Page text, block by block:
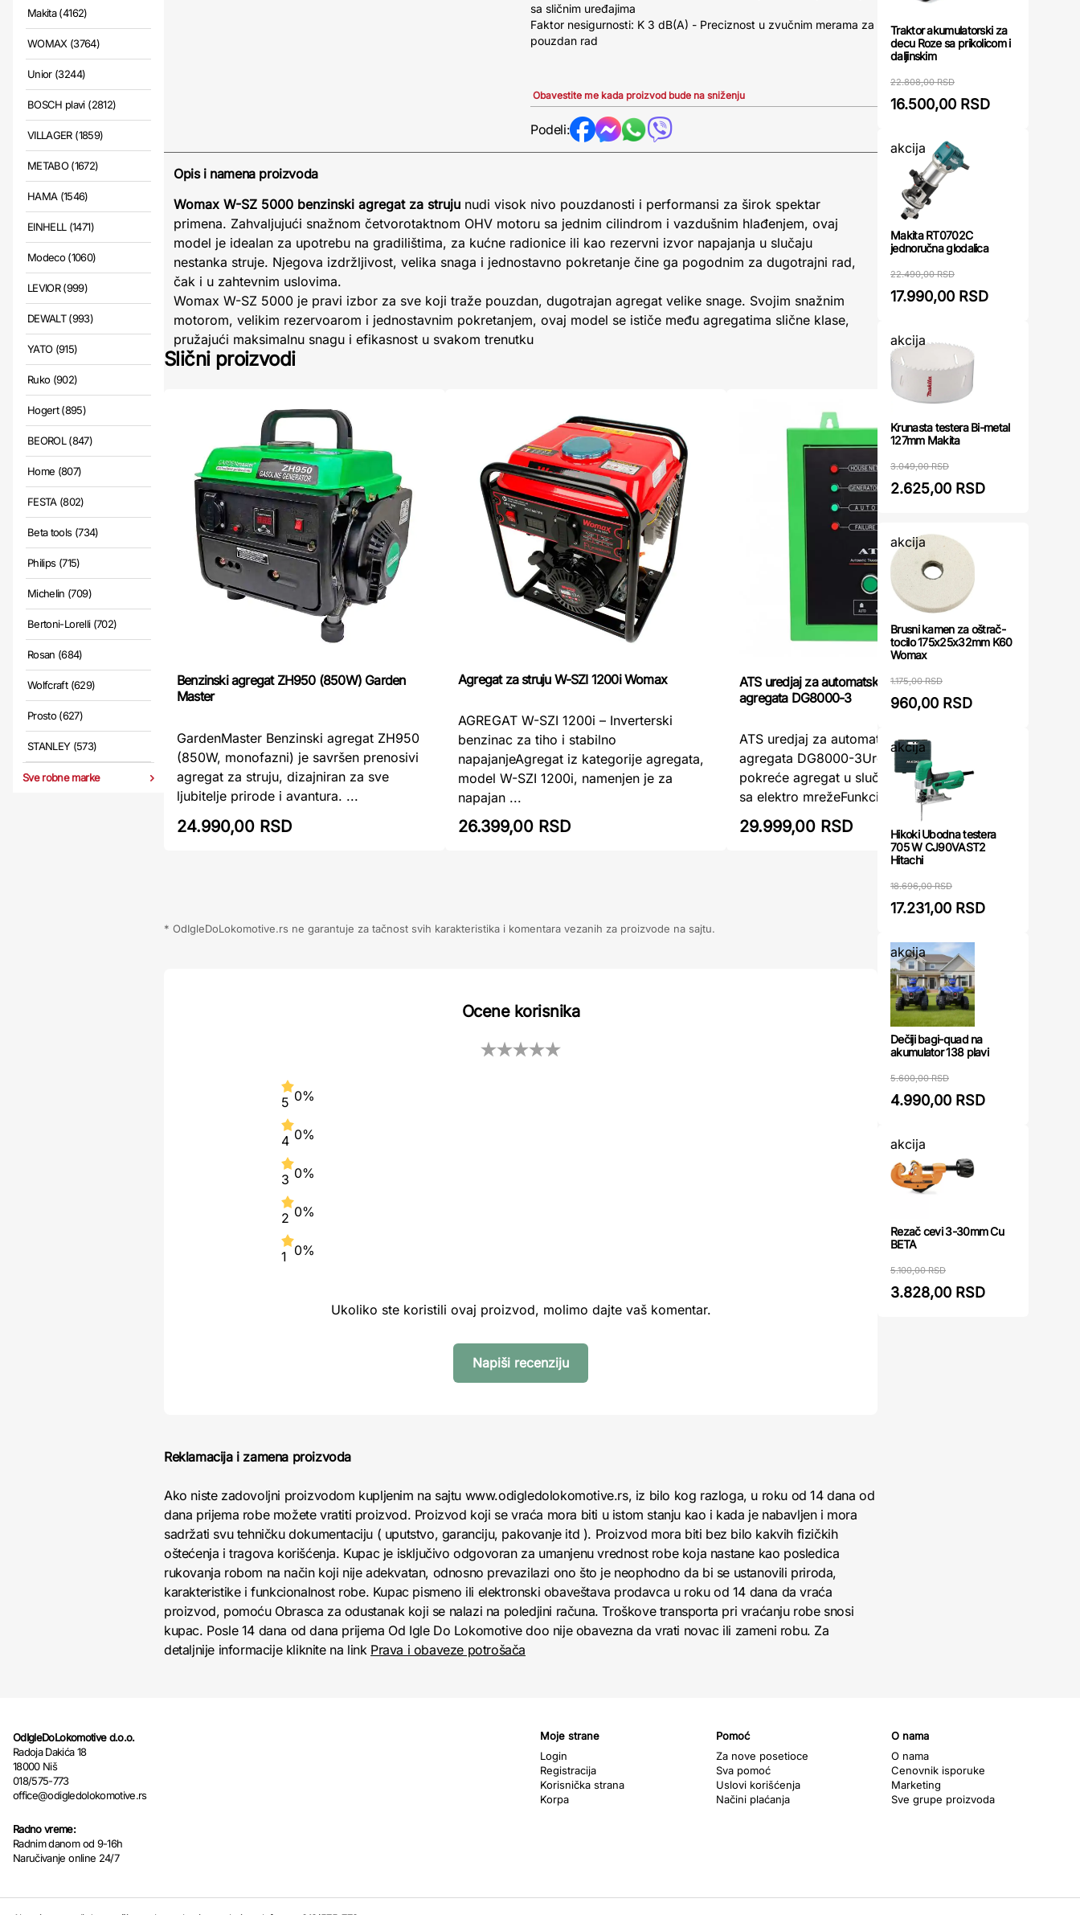
Makita (4162)
WOMAX (3764)
Unior (3244)
BOSCH plavi (2812)
VILLAGER (1859)
METABO (1672)
HAMA (1546)
EINHELL (1471)
Modeco (1060)
LEVIOR (999)
DEWALT (993)
YATO (915)
Ruko (902)
Hogert (895)
BEOROL (847)
Home (807)
FESTA (802)
Beta tools (734)
Philips (715)
Michelin (709)
Bertoni-Lorelli (702)
Rosan (684)
Wolfcraft (629)
Prosto (627)
STANLEY (573)
Sve robne marke
sa sličnim uređajima
Faktor nesigurnosti: K 3 dB(A) - Preciznost u zvučnim merama za
pouzdan rad
Obavestite me kada proizvod bude na sniženju
Podeli:
Opis i namena proizvoda
Womax W-SZ 5000 benzinski agregat za struju nudi visok nivo pouzdanosti i performansi za širok spektar
primena. Zahvaljujući snažnom četvorotaktnom OHV motoru sa jednim cilindrom i vazdušnim hlađenjem, ovaj
model je idealan za upotrebu na gradilištima, za kućne radionice ili kao rezervni izvor napajanja u slučaju
nestanka struje. Njegova izdržljivost, velika snaga i jednostavno pokretanje čine ga pogodnim za dugotrajni rad,
čak i u zahtevnim uslovima.
Womax W-SZ 5000 je pravi izbor za sve koji traže pouzdan, dugotrajan agregat velike snage. Svojim snažnim
motorom, velikim rezervoarom i jednostavnim pokretanjem, ovaj model se ističe među agregatima slične klase,
pružajući maksimalnu snagu i efikasnost u svakom trenutku
Slični proizvodi
Benzinski agregat ZH950 (850W) Garden
Master
GardenMaster Benzinski agregat ZH950
(850W, monofazni) je savršen prenosivi
agregat za struju, dizajniran za sve
ljubitelje prirode i avantura. ...
24.990,00 RSD
Agregat za struju W-SZI 1200i Womax
AGREGAT W-SZI 1200i – Inverterski
benzinac za tiho i stabilno
napajanjeAgregat iz kategorije agregata,
model W-SZI 1200i, namenjen je za
napajan ...
26.399,00 RSD
ATS uredjaj za automatsko pokretanje
agregata DG8000-3
ATS uredjaj za automatsko pokretanje
agregata DG8000-3Uredjaj automatski
pokreće agregat u slučaju nestanka struje
sa elektro mrežeFunkcijeSTANDBY rež ...
29.999,00 RSD
* OdIgleDoLokomotive.rs ne garantuje za tačnost svih karakteristika i komentara vezanih za proizvode na sajtu.
Ocene korisnika
5 0%
4 0%
3 0%
2 0%
1 0%
Ukoliko ste koristili ovaj proizvod, molimo dajte vaš komentar.
Napiši recenziju
Reklamacija i zamena proizvoda
Ako niste zadovoljni proizvodom kupljenim na sajtu www.odigledolokomotive.rs, iz bilo kog razloga, u roku od 14 dana od
dana prijema robe možete vratiti proizvod. Proizvod koji se vraća mora biti u istom stanju kao i kada je nabavljen i mora
sadržati svu tehničku dokumentaciju ( uputstvo, garanciju, pakovanje itd ). Proizvod mora biti bez bilo kakvih fizičkih
oštećenja i tragova korišćenja. Kupac je isključivo odgovoran za umanjenu vrednost robe koja nastane kao posledica
rukovanja robom na način koji nije adekvatan, odnosno prevazilazi ono što je neophodno da bi se ustanovili priroda,
karakteristike i funkcionalnost robe. Kupac pismeno ili elektronski obaveštava prodavca u roku od 14 dana da vraća
proizvod, pomoću Obrasca za odustanak koji se nalazi na poledjini računa. Troškove transporta pri vraćanju robe snosi
kupac. Posle 14 dana od dana prijema Od Igle Do Lokomotive doo nije obavezna da vrati novac ili zameni robu. Za
detaljnije informacije kliknite na link Prava i obaveze potrošača
Traktor akumulatorski za
decu Roze sa prikolicom i
daljinskim
22.808,00 RSD
16.500,00 RSD
akcija
Makita RT0702C
jednoručna glodalica
22.490,00 RSD
17.990,00 RSD
akcija
Krunasta testera Bi-metal
127mm Makita
3.049,00 RSD
2.625,00 RSD
akcija
Brusni kamen za oštrač-
tocilo 175x25x32mm K60
Womax
1.175,00 RSD
960,00 RSD
akcija
Hikoki Ubodna testera
705 W CJ90VAST2
Hitachi
18.696,00 RSD
17.231,00 RSD
akcija
Dečiji bagi-quad na
akumulator 138 plavi
5.600,00 RSD
4.990,00 RSD
akcija
Rezač cevi 3-30mm Cu
BETA
5.100,00 RSD
3.828,00 RSD
OdIgleDoLokomotive d.o.o.
Radoja Dakića 18
18000 Niš
018/575-773
office@odigledolokomotive.rs
Radno vreme:
Radnim danom od 9-16h
Naručivanje online 24/7
Moje strane
Login
Registracija
Korisnička strana
Korpa
Pomoć
Za nove posetioce
Sva pomoć
Uslovi korišćenja
Načini plaćanja
O nama
O nama
Cenovnik isporuke
Marketing
Sve grupe proizvoda